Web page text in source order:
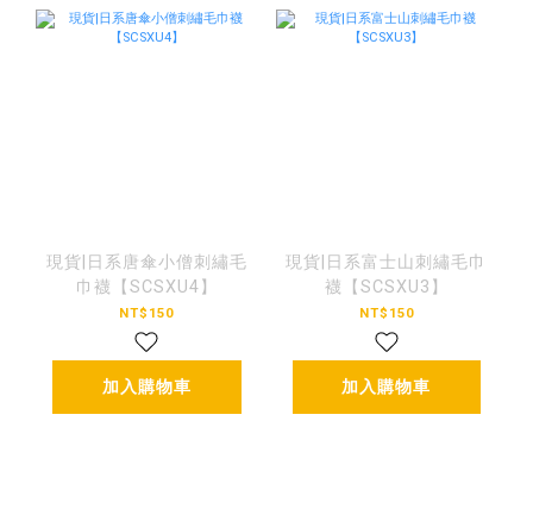
現貨|日系唐傘小僧刺繡毛
巾襪【SCSXU4】
NT$150
加入購物車
現貨|日系富士山刺繡毛巾
襪【SCSXU3】
NT$150
加入購物車